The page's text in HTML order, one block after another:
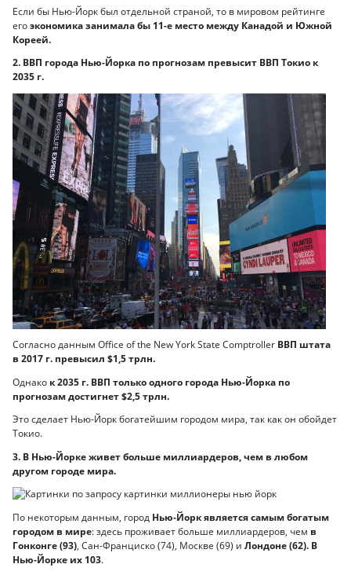
Если бы Нью-Йорк был отдельной страной, то в мировом рейтинге
егоэкономика занимала бы 11-е место между Канадой и Южной
Кореей.
2. ВВП города Нью-Йорка по прогнозам превысит ВВП Токио к
2035 г.
Согласно данным Office of the New York State Comptroller ВВП штата
в 2017 г. превысил $1,5 трлн.
Однако к 2035 г. ВВП только одного города Нью-Йорка по
прогнозам достигнет $2,5 трлн.
Это сделает Нью-Йорк богатейшим городом мира, так как он обойдет
Токио.
3. В Нью-Йорке живет больше миллиардеров, чем в любом
другом городе мира.
По некоторым данным, город Нью-Йорк является самым богатым
городом в мире: здесь проживает больше миллиардеров, чем в
Гонконге (93), Сан-Франциско (74), Москве (69) и Лондоне (62). В
Нью-Йорке их 103.